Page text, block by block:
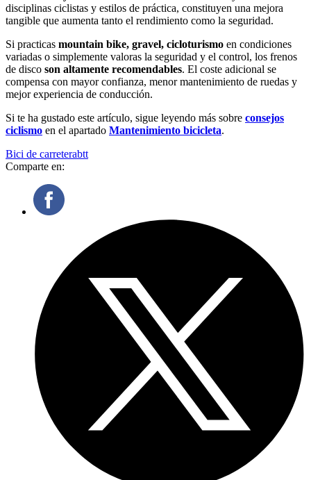
disciplinas ciclistas y estilos de práctica, constituyen una mejora
tangible que aumenta tanto el rendimiento como la seguridad.
Si practicas mountain bike, gravel, cicloturismo en condiciones
variadas o simplemente valoras la seguridad y el control, los frenos
de disco son altamente recomendables. El coste adicional se
compensa con mayor confianza, menor mantenimiento de ruedas y
mejor experiencia de conducción.
Si te ha gustado este artículo, sigue leyendo más sobre consejos
ciclismo en el apartado Mantenimiento bicicleta.
Bici de carreterabtt
Comparte en: